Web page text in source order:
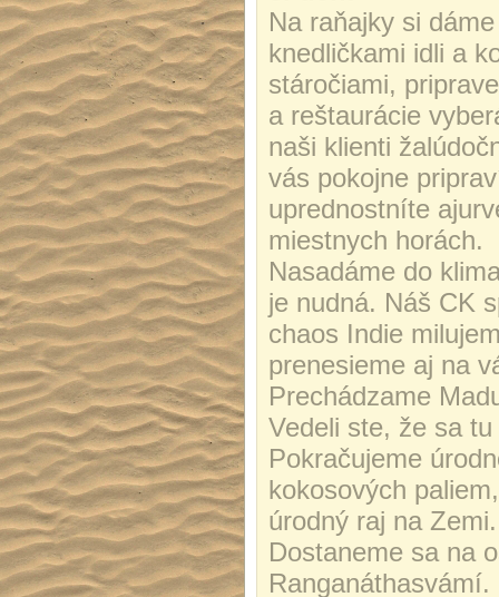
Na raňajky si
knedličkami idli a
stáročiami,
a reštaurácie
naši klienti
vás pokojne
uprednostníte
miestnych horách.
Nasadáme do
je nudná. Náš CK
chaos Indie
prenesieme aj na
Prechádzame
Vedeli ste, že sa
Pokračujeme
kokosových
úrodný raj na Zemi.
Dostaneme sa na